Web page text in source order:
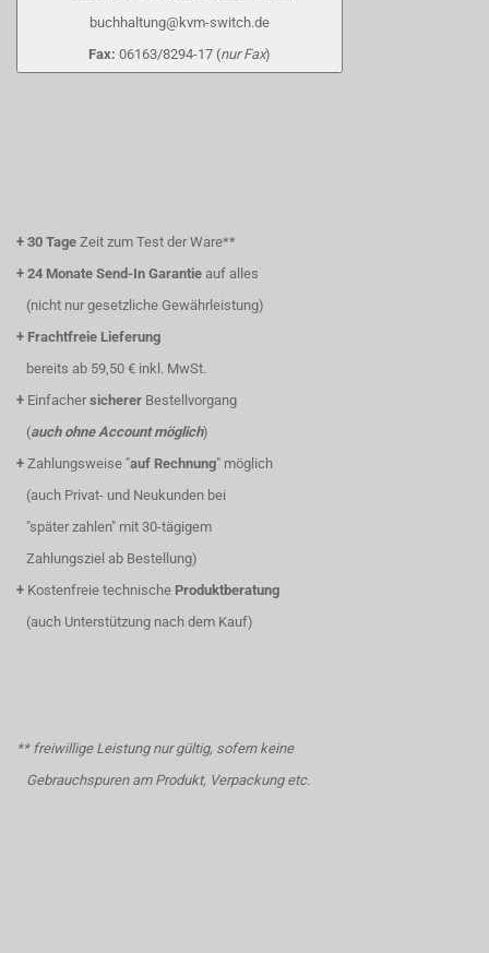
buchhaltung@kvm-switch.de
Fax: 06163/8294-17 (nur Fax)
+ 30 Tage Zeit zum Test der Ware**
+ 24 Monate Send-In Garantie auf alles
(nicht nur gesetzliche Gewährleistung)
+ Frachtfreie Lieferung
bereits ab 59,50 € inkl. MwSt.
+ Einfacher sicherer Bestellvorgang
(auch ohne Account möglich)
+ Zahlungsweise "auf Rechnung" möglich
(auch Privat- und Neukunden bei
"später zahlen" mit 30-tägigem
Zahlungsziel ab Bestellung)
+ Kostenfreie technische Produktberatung
(auch Unterstützung nach dem Kauf)
** freiwillige Leistung nur gültig, sofern keine
Gebrauchspuren am Produkt, Verpackung etc.